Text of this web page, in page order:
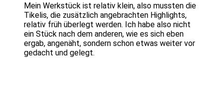
Mein Werkstück ist relativ klein, also mussten die
Tikelis, die zusätzlich angebrachten Highlights,
relativ früh überlegt werden. Ich habe also nicht
ein Stück nach dem anderen, wie es sich eben
ergab, angenäht, sondern schon etwas weiter vor
gedacht und gelegt.